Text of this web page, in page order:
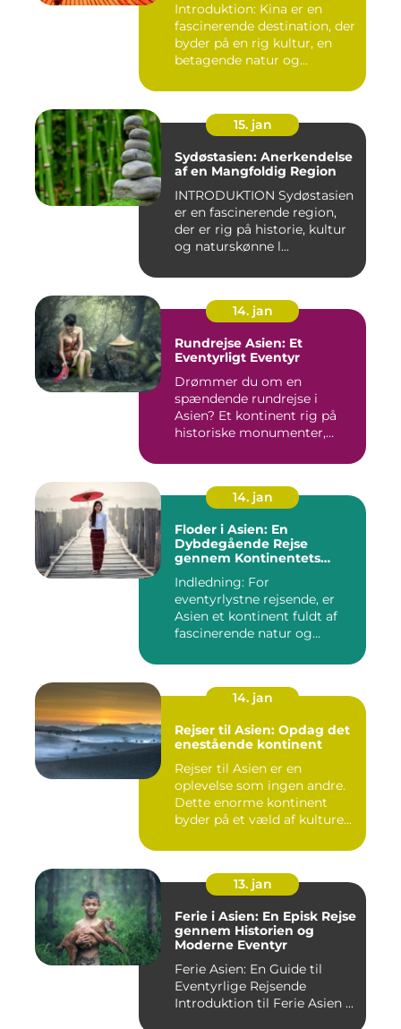
Introduktion: Kina er en
fascinerende destination, der
byder på en rig kultur, en
betagende natur og...
15. jan
Sydøstasien: Anerkendelse
af en Mangfoldig Region
INTRODUKTION Sydøstasien
er en fascinerende region,
der er rig på historie, kultur
og naturskønne l...
14. jan
Rundrejse Asien: Et
Eventyrligt Eventyr
Drømmer du om en
spændende rundrejse i
Asien? Et kontinent rig på
historiske monumenter,
14. jan
Floder i Asien: En
Dybdegående Rejse
gennem Kontinentets
Indledning: For
eventyrlystne rejsende, er
Asien et kontinent fuldt af
fascinerende natur og
14. jan
Rejser til Asien: Opdag det
enestående kontinent
Rejser til Asien er en
oplevelse som ingen andre.
Dette enorme kontinent
byder på et væld af kulture...
13. jan
Ferie i Asien: En Episk Rejse
gennem Historien og
Moderne Eventyr
Ferie Asien: En Guide til
Eventyrlige Rejsende
Introduktion til Ferie Asien ...